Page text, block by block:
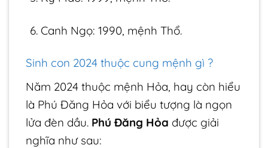
Canh Ngọ: 1990, mệnh Thổ.
Sinh con 2024 thuộc cung mệnh gì ?
Năm 2024 thuộc mệnh Hỏa, hay còn hiểu
là Phú Đăng Hỏa với biểu tượng là ngọn
lửa đèn dầu. Phú Đăng Hỏa được giải
nghĩa như sau: